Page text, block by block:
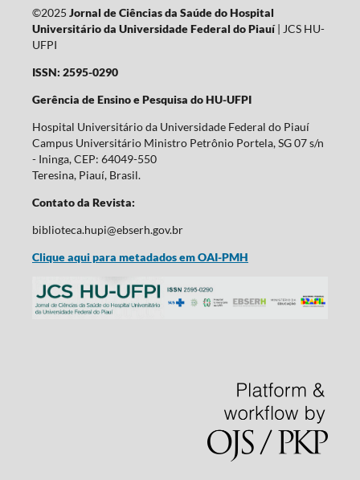
©2025 Jornal de Ciências da Saúde do Hospital
Universitário da Universidade Federal do Piauí| JCS HU-
UFPI
ISSN: 2595-0290
Gerência de Ensino e Pesquisa do HU-UFPI
Hospital Universitário da Universidade Federal do Piauí
Campus Universitário Ministro Petrônio Portela, SG 07 s/n
- Ininga, CEP: 64049-550
Teresina, Piauí, Brasil.
Contato da Revista:
biblioteca.hupi@ebserh.gov.br
Clique aqui para metadados em OAI-PMH